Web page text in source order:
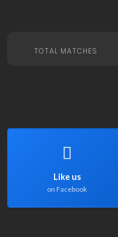
TOTAL MATCHES
Like us
on Facebook